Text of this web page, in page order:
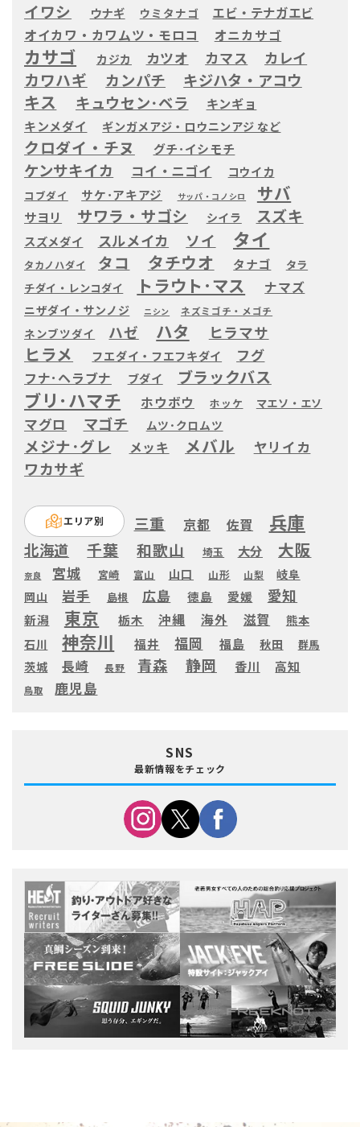
イワシ ウナギ ウミタナゴ エビ・テナガエビ
オイカワ・カワムツ・モロコ オニカサゴ
カサゴ カジカ カツオ カマス カレイ
カワハギ カンパチ キジハタ・アコウ
キス キュウセン･ベラ キンギョ
キンメダイ ギンガメアジ・ロウニンアジ など
クロダイ・チヌ グチ･イシモチ
ケンサキイカ コイ・ニゴイ コウイカ
コブダイ サケ･アキアジ サッパ・コノシロ サバ
サヨリ サワラ・サゴシ シイラ スズキ
スズメダイ スルメイカ ソイ タイ
タカノハダイ タコ タチウオ タナゴ
タラ
チダイ・レンコダイ
トラウト･マス ナマズ
ニザダイ・サンノジ ニシン ネズミゴチ・メゴチ
ネンブツダイ ハゼ ハタ ヒラマサ
ヒラメ フエダイ・フエフキダイ フグ
フナ･ヘラブナ ブダイ ブラックバス
ブリ･ハマチ ホウボウ ホッケ マエソ・エソ
マグロ マゴチ ムツ･クロムツ
メジナ･グレ メッキ メバル ヤリイカ
ワカサギ
エリア別 三重 京都 佐賀 兵庫
北海道 千葉 和歌山 埼玉 大分 大阪
奈良 宮城 宮崎 富山 山口 山形 山梨
岐阜
岡山
岩手 島根 広島 徳島 愛媛 愛知
新潟 東京 栃木 沖縄 海外 滋賀
熊本
石川
神奈川 福井 福岡 福島 秋田 群馬
茨城 長崎 長野 青森 静岡 香川 高知
鳥取 鹿児島
SNS
最新情報をチェック